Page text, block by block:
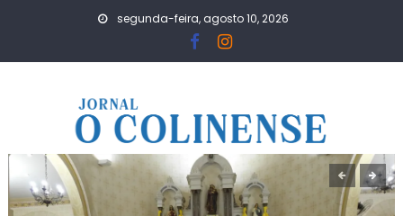
segunda-feira, agosto 10, 2026